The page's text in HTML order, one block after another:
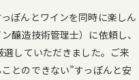
ぽんとワインを同時に楽しん
醸造技術管理士）に依頼し、
していただきました。ご来
とのできない”すっぽんと安